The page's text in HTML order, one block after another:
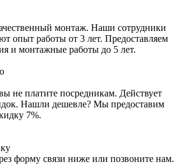
монтаж. Наши сотрудники
опыт работы от 3 лет. Предоставляем
и монтажные работы до 5 лет.
не платите посредникам. Действует
Нашли дешевле? Мы предоставим
7%.
форму связи ниже или позвоните нам.